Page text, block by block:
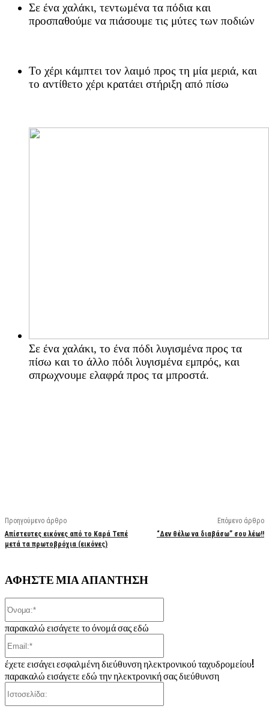
Σε ένα χαλάκι, τεντωμένα τα πόδια και
προσπαθούμε να πιάσουμε τις μύτες των ποδιών
Το χέρι κάμπτει τον λαιμό προς τη μία μεριά, και
το αντίθετο χέρι κρατάει στήριξη από πίσω
Σε ένα χαλάκι, το ένα πόδι λυγισμένα προς τα
πίσω και το άλλο πόδι λυγισμένα εμπρός, και
σπρωχνουμε ελαφρά προς τα μπροστά.
Προηγούμενο άρθρο
Απίστευτες εικόνες από το Καρά Τεπέ
μετά τα πρωτοβρόχια (εικόνες)
Επόμενο άρθρο
“Δεν θέλω να διαβάσω” σου λέω!!
ΑΦΗΣΤΕ ΜΙΑ ΑΠΑΝΤΗΣΗ
παρακαλώ εισάγετε το όνομά σας εδώ
έχετε εισάγει εσφαλμένη διεύθυνση ηλεκτρονικού ταχυδρομείου!
παρακαλώ εισάγετε εδώ την ηλεκτρονική σας διεύθυνση